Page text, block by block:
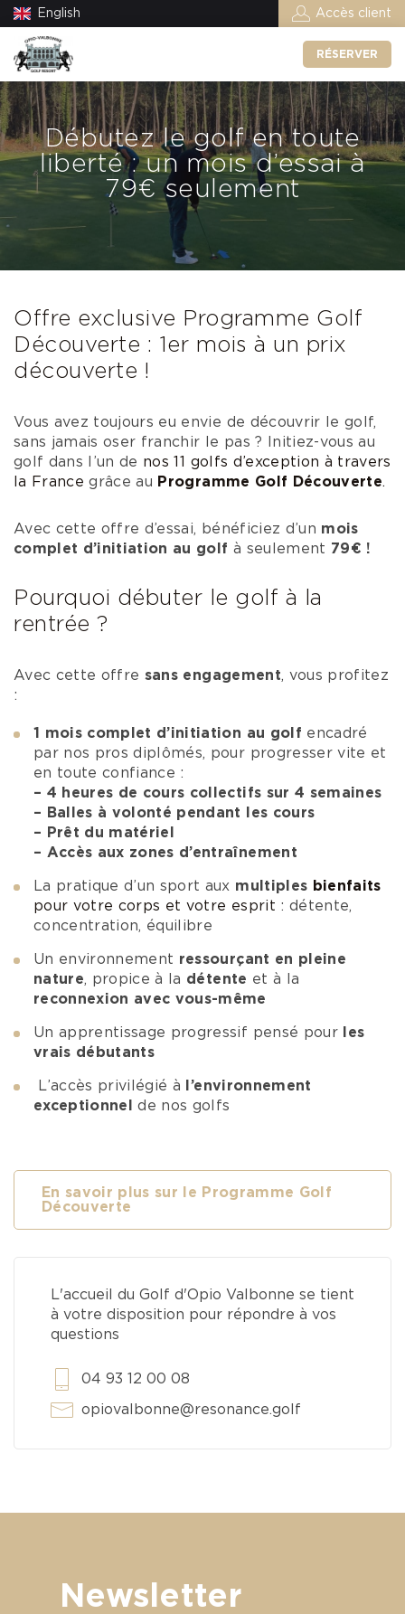
English Accès client
RÉSERVER
Débutez le golf en toute
liberté : un mois d’essai à
79€ seulement
Offre exclusive Programme Golf
Découverte : 1er mois à un prix
découverte !
Vous avez toujours eu envie de découvrir le golf,
sans jamais oser franchir le pas ? Initiez-vous au
golf dans l’un de nos 11 golfs d’exception à travers
la France grâce au Programme Golf Découverte.
Avec cette offre d’essai, bénéficiez d’un mois
complet d’initiation au golf à seulement 79€ !
Pourquoi débuter le golf à la
rentrée ?
Avec cette offre sans engagement, vous profitez
:
1 mois complet d’initiation au golf encadré
par nos pros diplômés, pour progresser vite et
en toute confiance :
– 4 heures de cours collectifs sur 4 semaines
– Balles à volonté pendant les cours
– Prêt du matériel
– Accès aux zones d’entraînement
La pratique d’un sport aux multiples bienfaits
pour votre corps et votre esprit : détente,
concentration, équilibre
Un environnement ressourçant en pleine
nature, propice à la détente et à la
reconnexion avec vous-même
Un apprentissage progressif pensé pour
les
vrais débutants
L’accès privilégié à
l’environnement
exceptionnel
de nos golfs
En savoir plus sur le Programme Golf
Découverte
L'accueil du Golf d'Opio Valbonne se tient
à votre disposition pour répondre à vos
questions
04 93 12 00 08
opiovalbonne@resonance.golf
Newsletter